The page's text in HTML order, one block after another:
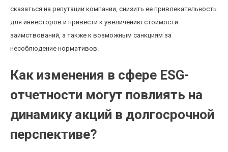
сказаться на репутации компании, снизить ее привлекательность
для инвесторов и привести к увеличению стоимости
заимствований, а также к возможным санкциям за
несоблюдение нормативов.
Как изменения в сфере ESG-
отчетности могут повлиять на
динамику акций в долгосрочной
перспективе?